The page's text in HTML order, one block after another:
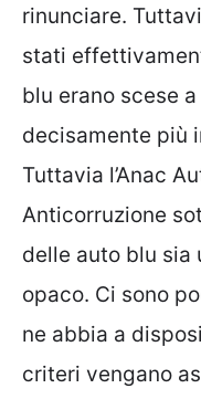
rinunciare.
stati
blu erano scese
decisamente più
Tuttavia l’Anac
Anticorruzione
delle auto blu sia
opaco. Ci sono
ne abbia a
criteri vengano